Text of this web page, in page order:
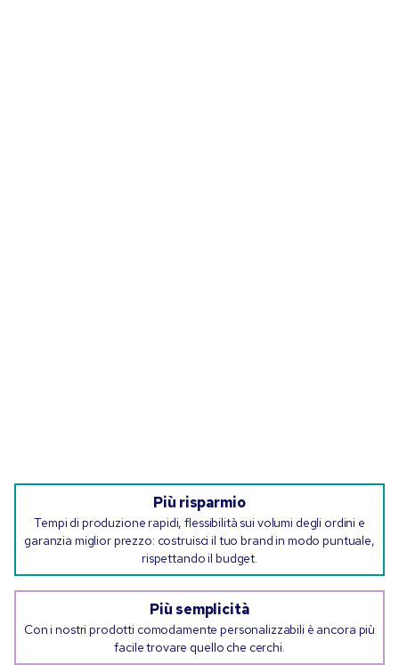
Più risparmio
Tempi di produzione rapidi, flessibilità sui volumi degli ordini e
garanzia miglior prezzo: costruisci il tuo brand in modo puntuale,
rispettando il budget.
Più semplicità
Con i nostri prodotti comodamente personalizzabili è ancora più
facile trovare quello che cerchi.